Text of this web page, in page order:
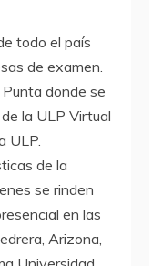
todo el país
de examen.
donde se
la ULP Virtual
ULP.
de la
se rinden
en las
Arizona,